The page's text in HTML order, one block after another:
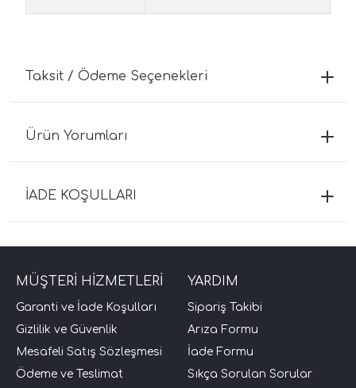
Taksit / Ödeme Seçenekleri
Ürün Yorumları
İADE KOŞULLARI
MÜŞTERİ HİZMETLERİ
Garanti ve İade Koşulları
Gizlilik ve Güvenlik
Mesafeli Satış Sözleşmesi
Ödeme ve Teslimat
YARDIM
Sipariş Takibi
Arıza Formu
İade Formu
Sıkça Sorulan Sorular